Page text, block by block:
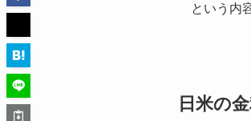
という内
日米の